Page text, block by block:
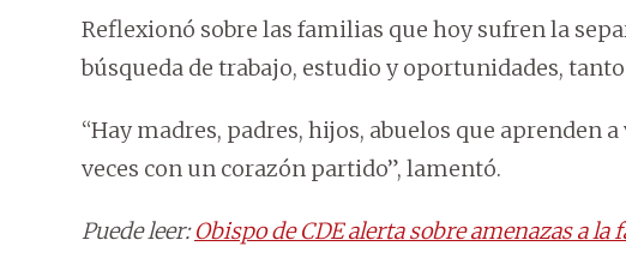
Reflexionó sobre las familias que hoy sufren la
búsqueda de trabajo, estudio y oportunidades,
“Hay madres, padres, hijos, abuelos que aprenden
veces con un corazón partido”, lamentó.
Puede leer:Obispo de CDE alerta sobre amenazas a